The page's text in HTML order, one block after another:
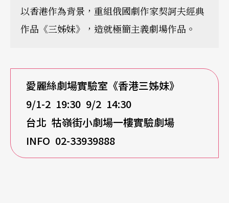
以香港作為背景，重組俄國劇作家契訶夫經典
作品《三姊妹》，造就極簡主義劇場作品。
愛麗絲劇場實驗室《香港三姊妹》
9/1-2 19:30 9/2 14:30
台北 牯嶺街小劇場一樓實驗劇場
INFO 02-33939888